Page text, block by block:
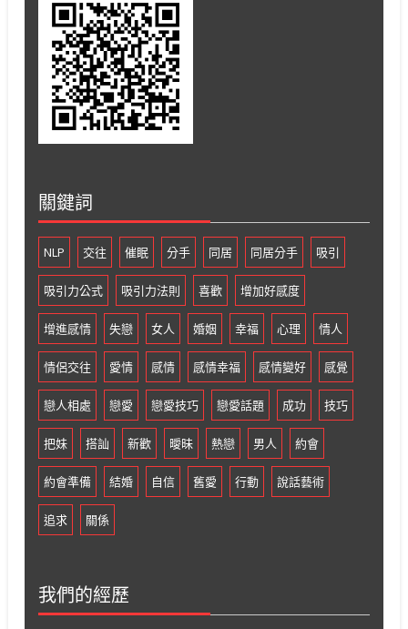
關鍵詞
NLP 交往 催眠 分手 同居 同居分手 吸引
吸引力公式 吸引力法則 喜歡 增加好感度
增進感情 失戀 女人 婚姻 幸福 心理 情人
情侶交往 愛情 感情 感情幸福 感情變好 感覺
戀人相處 戀愛 戀愛技巧 戀愛話題 成功 技巧
把妹 搭訕 新歡 曖昧 熱戀 男人 約會
約會準備 結婚 自信 舊愛 行動 說話藝術
追求 關係
我們的經歷